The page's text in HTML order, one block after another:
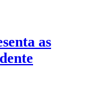
as